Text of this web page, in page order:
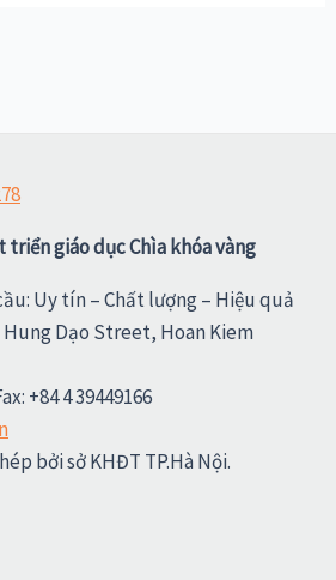
triển giáo dục Chìa khóa vàng
Uy tín – Chất lượng – Hiệu quả
Hung Dạo Street, Hoan Kiem
+84 4 39449166
bởi sở KHĐT TP.Hà Nội.